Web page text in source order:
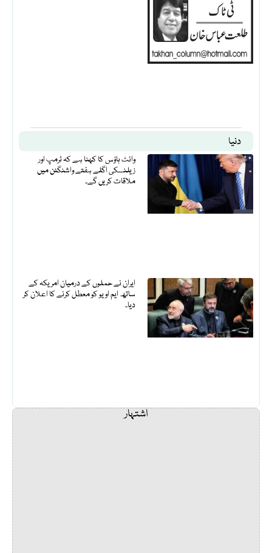
دنیا
وائٹ ہاؤس کا کہنا ہے کہ ٹرمپ اور
زیلنسکی اگلے ہفتے واشنگٹن میں
ملاقات کریں گے۔
ایران نے حملوں کے درمیان امریکہ کے
ساتھ ایم او یو کو معطل کرنے کا اعلان کر
دیا۔
اشتہار